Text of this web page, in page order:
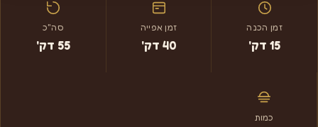
זמן הכנה
15 דק'
זמן אפייה
40 דק'
סה"כ
55 דק'
כמות